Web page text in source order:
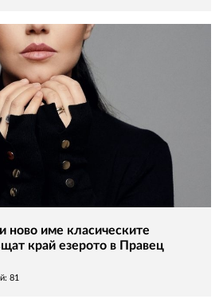
ново име класическите
край езерото в Правец
81